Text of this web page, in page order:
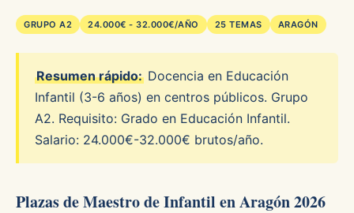
GRUPO A2 24.000€ - 32.000€/AÑO 25 TEMAS ARAGÓN
Resumen rápido: Docencia en Educación
Infantil (3-6 años) en centros públicos. Grupo
A2. Requisito: Grado en Educación Infantil.
Salario: 24.000€-32.000€ brutos/año.
Plazas de Maestro de Infantil en Aragón 2026